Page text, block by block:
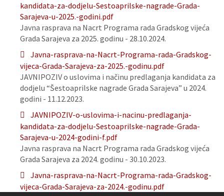
kandidata-za-dodjelu-Sestoaprilske-nagrade-Grada-
Sarajeva-u-2025.-godini.pdf
Javna rasprava na Nacrt Programa rada Gradskog vijeća
Grada Sarajeva za 2025. godinu - 28.10.2024.
Javna-rasprava-na-Nacrt-Programa-rada-Gradskog-
vijeca-Grada-Sarajeva-za-2025.-godinu.pdf
JAVNIPOZIV o uslovima i načinu predlaganja kandidata za
dodjelu “Šestoaprilske nagrade Grada Sarajeva” u 2024.
godini - 11.12.2023.
JAVNIPOZIV-o-uslovima-i-nacinu-predlaganja-
kandidata-za-dodjelu-Sestoaprilske-nagrade-Grada-
Sarajeva-u-2024-godini-f.pdf
Javna rasprava na Nacrt Programa rada Gradskog vijeća
Grada Sarajeva za 2024. godinu - 30.10.2023.
Javna-rasprava-na-Nacrt-Programa-rada-Gradskog-
vijeca-Grada-Sarajeva-za-2024.-godinu.pdf